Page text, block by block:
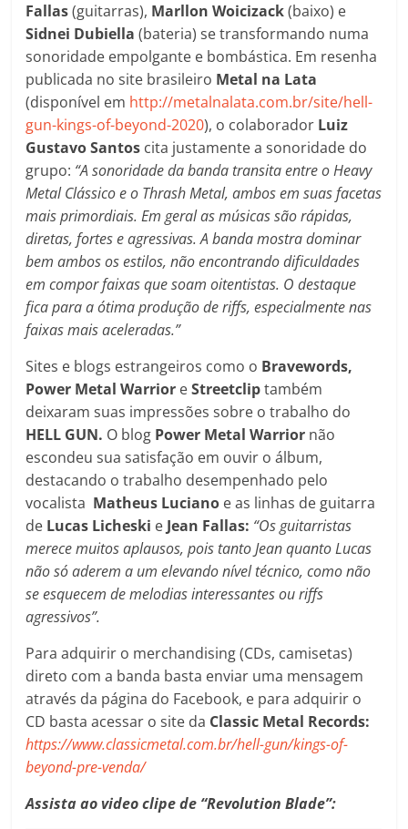
Fallas(guitarras), Marllon Woicizack(baixo) e
Sidnei Dubiella (bateria) se transformando numa
sonoridade empolgante e bombástica. Em resenha
publicada no site brasileiro Metal na Lata
(disponível em http://metalnalata.com.br/site/hell-
gun-kings-of-beyond-2020), o colaborador Luiz
Gustavo Santos cita justamente a sonoridade do
grupo: “A sonoridade da banda transita entre o Heavy
Metal Clássico e o Thrash Metal, ambos em suas facetas
mais primordiais. Em geral as músicas são rápidas,
diretas, fortes e agressivas. A banda mostra dominar
bem ambos os estilos, não encontrando dificuldades
em compor faixas que soam oitentistas. O destaque
fica para a ótima produção de riffs, especialmente nas
faixas mais aceleradas.”
Sites e blogs estrangeiros como o Bravewords,
Power Metal Warrior eStreetcliptambém
deixaram suas impressões sobre o trabalho do
HELL GUN. O blog Power Metal Warrior não
escondeu sua satisfação em ouvir o álbum,
destacando o trabalho desempenhado pelo
vocalista Matheus Luciano e as linhas de guitarra
de Lucas Licheski e Jean Fallas: “Os guitarristas
merece muitos aplausos, pois tanto Jean quanto Lucas
não só aderem a um elevando nível técnico, como não
se esquecem de melodias interessantes ou riffs
agressivos”.
Para adquirir o merchandising (CDs, camisetas)
direto com a banda basta enviar uma mensagem
através da página do Facebook, e para adquirir o
CD basta acessar o site da Classic Metal Records:
https://www.classicmetal.com.br/hell-gun/kings-of-
beyond-pre-venda/
Assista ao video clipe de “Revolution Blade”: